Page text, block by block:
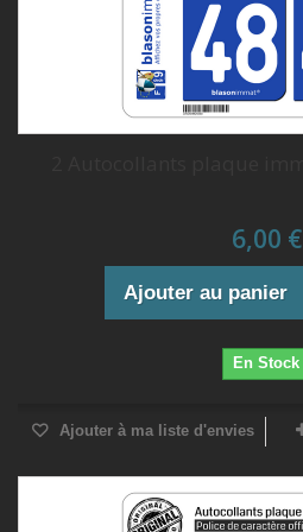
6,00 €
Ajouter au panier
En Stock
Ajouter à ma liste d'envies